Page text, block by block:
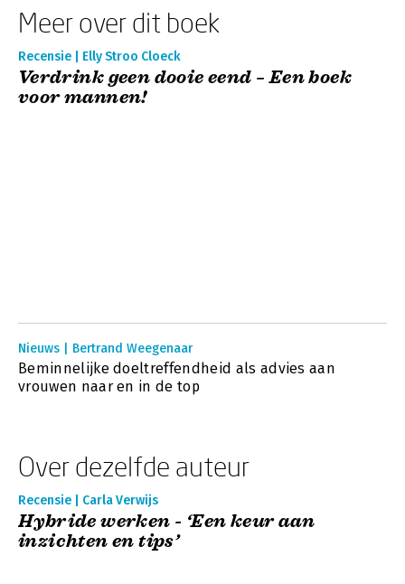
Meer over dit boek
Recensie | Elly Stroo Cloeck
Verdrink geen dooie eend – Een boek
voor mannen!
Nieuws | Bertrand Weegenaar
Beminnelijke doeltreffendheid als advies aan
vrouwen naar en in de top
Over dezelfde auteur
Recensie | Carla Verwijs
Hybride werken - ‘Een keur aan
inzichten en tips’